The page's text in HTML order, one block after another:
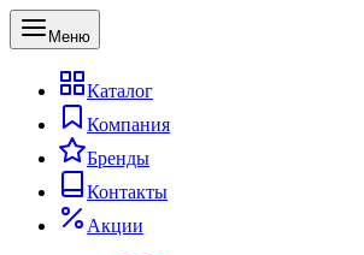
Меню
Каталог
Компания
Бренды
Контакты
Акции